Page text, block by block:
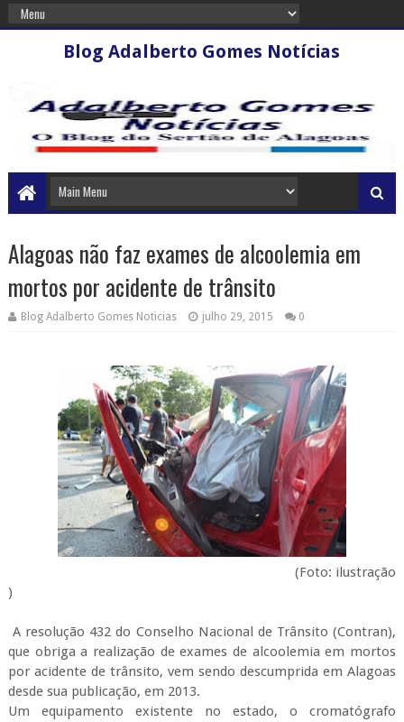
Blog Adalberto Gomes Notícias
Alagoas não faz exames de alcoolemia em
mortos por acidente de trânsito
Blog Adalberto Gomes Noticias julho 29, 2015 0
(Foto: ilustração
)
A resolução 432 do Conselho Nacional de Trânsito (Contran),
que obriga a realização de exames de alcoolemia em mortos
por acidente de trânsito, vem sendo descumprida em Alagoas
desde sua publicação, em 2013.
Um equipamento existente no estado, o cromatógrafo